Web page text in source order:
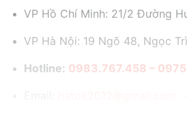
VP Hồ Chí Minh: 21/2 Đường
VP Hà Nội: 19 Ngõ 48, Ngọc
Hotline: 0983.767.458 –